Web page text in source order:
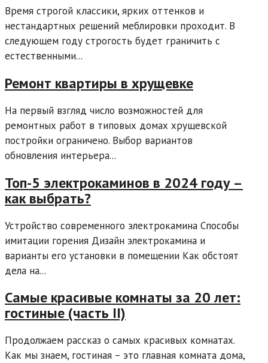
Время строгой классики, ярких оттенков и
нестандартных решений меблировки проходит. В
следующем году строгость будет граничить с
естественными...
Ремонт квартиры в хрущевке
На первый взгляд число возможностей для
ремонтных работ в типовых домах хрущевской
постройки ограничено. Выбор вариантов
обновления интерьера...
Топ-5 электрокаминов в 2024 году –
как выбрать?
Устройство современного электрокамина Способы
имитации горения Дизайн электрокамина и
варианты его установки в помещении Как обстоят
дела на...
Самые красивые комнаты за 20 лет:
гостиные (часть II)
Продолжаем рассказ о самых красивых комнатах.
Как мы знаем, гостиная – это главная комната дома,